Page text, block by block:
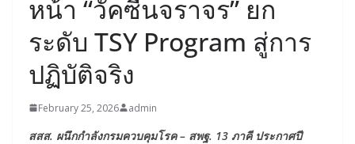
หน้า “วัคซีนจราจร” ยก
ระดับ TSY Program สู่การ
ปฏิบัติจริง
February 25, 2026 admin
สสส. ผนึกกำลังกรมควบคุมโรค – สพฐ. 13 ภาคี ประกาศปี